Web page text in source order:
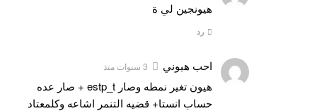
هيونجين لي ة
رد
احب هيوني 3 سنوات منذ
هيون تغير نمطه وصار estp_t + صار عده
حساب انستا+ قضيه التنمر اشاعه وكلمعتاد